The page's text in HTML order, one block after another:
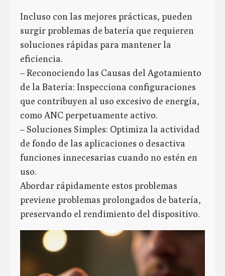
Incluso con las mejores prácticas, pueden
surgir problemas de batería que requieren
soluciones rápidas para mantener la
eficiencia.
– Reconociendo las Causas del Agotamiento
de la Batería: Inspecciona configuraciones
que contribuyen al uso excesivo de energía,
como ANC perpetuamente activo.
– Soluciones Simples: Optimiza la actividad
de fondo de las aplicaciones o desactiva
funciones innecesarias cuando no estén en
uso.
Abordar rápidamente estos problemas
previene problemas prolongados de batería,
preservando el rendimiento del dispositivo.